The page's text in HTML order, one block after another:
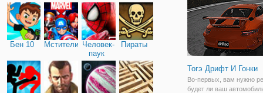
Бен 10 Мстители Человек-
паук
Пираты
Тогэ Дрифт И Гонки
Во-первых, вам нужно
будет ли ваш